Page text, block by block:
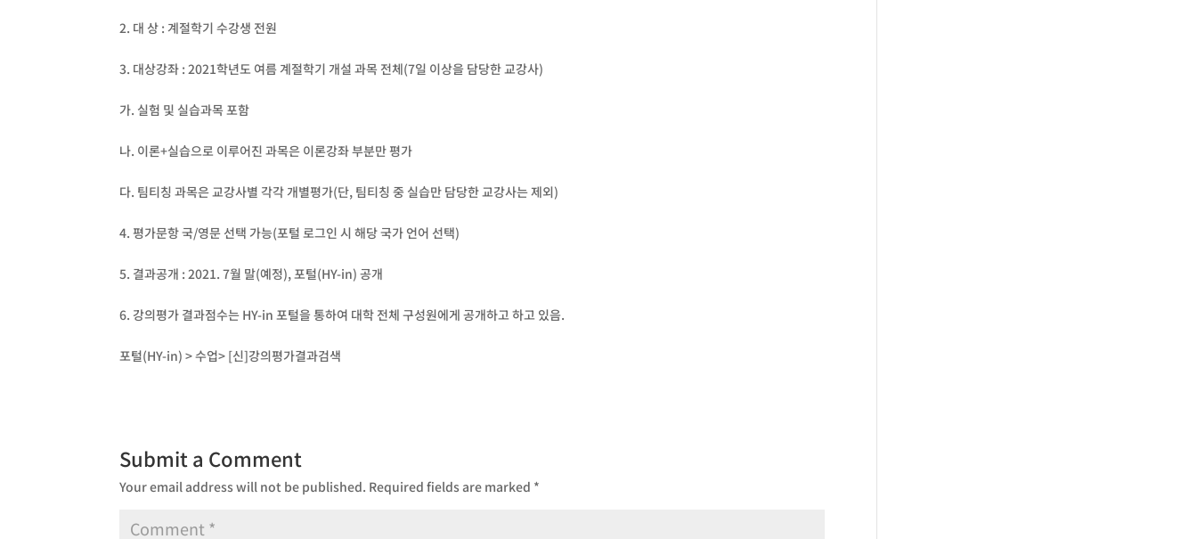
2. 대 상 : 계절학기 수강생 전원
3. 대상강좌 : 2021학년도 여름 계절학기 개설 과목 전체(7일 이상을 담당한 교강사)
가. 실험 및 실습과목 포함
나. 이론+실습으로 이루어진 과목은 이론강좌 부분만 평가
다. 팀티칭 과목은 교강사별 각각 개별평가(단, 팀티칭 중 실습만 담당한 교강사는 제외)
4. 평가문항 국/영문 선택 가능(포털 로그인 시 해당 국가 언어 선택)
5. 결과공개 : 2021. 7월 말(예정), 포털(HY-in) 공개
6. 강의평가 결과점수는 HY-in 포털을 통하여 대학 전체 구성원에게 공개하고 하고 있음.
포털(HY-in) > 수업> [신]강의평가결과검색
Submit a Comment
Your email address will not be published. Required fields are marked *